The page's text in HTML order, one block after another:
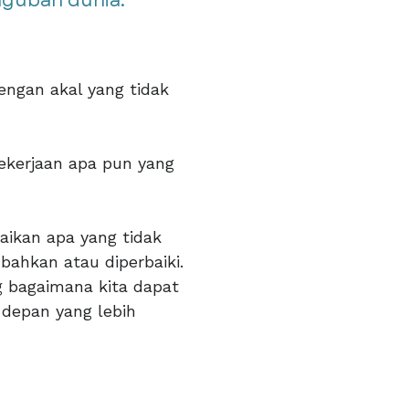
akal yang tidak
apa pun yang
apa yang tidak
atau diperbaiki.
bagaimana kita dapat
yang lebih